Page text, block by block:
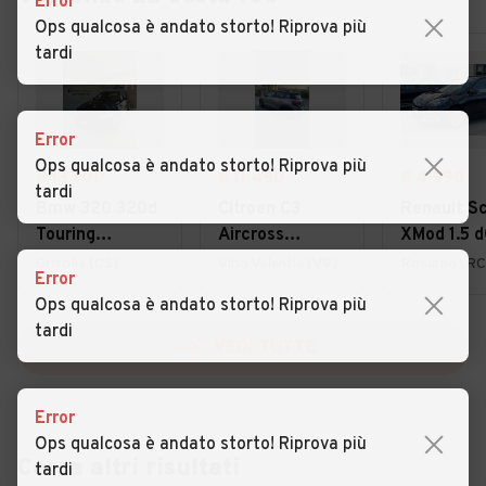
€ 13.700
Touring
Advantage
Aircross
€ 4.990
Renault
XMod 1.5
110CV
Rosarno
Cerca altri risultati
Ops qualcosa è andato storto! Riprova più
tardi
Error
Ops qualcosa è andato storto! Riprova più
tardi
Error
Ops qualcosa è andato storto! Riprova più
tardi
Error
Ops qualcosa è andato storto! Riprova più
tardi